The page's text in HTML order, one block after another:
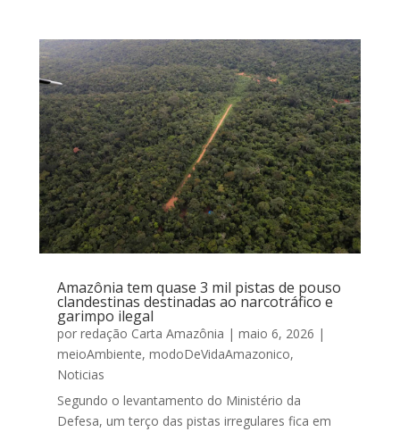
Amazônia tem quase 3 mil pistas de pouso
clandestinas destinadas ao narcotráfico e
garimpo ilegal
por redação Carta Amazônia | maio 6, 2026 |
meioAmbiente, modoDeVidaAmazonico,
Noticias
Segundo o levantamento do Ministério da
Defesa, um terço das pistas irregulares fica em